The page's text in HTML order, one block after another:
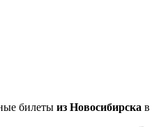
билеты из Новосибирска в